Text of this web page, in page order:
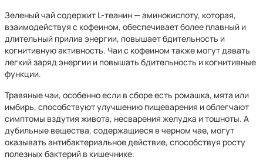
Зеленый чай содержит L-теанин — аминокислоту, которая,
взаимодействуя с кофеином, обеспечивает более плавный и
длительный прилив энергии, повышает бдительность и
когнитивную активность. Чаи с кофеином также могут давать
легкий заряд энергии и повышать бдительность и когнитивные
функции.
Травяные чаи, особенно если в сборе есть ромашка, мята или
имбирь, способствуют улучшению пищеварения и облегчают
симптомы вздутия живота, несварения желудка и тошноты. А
дубильные вещества, содержащиеся в черном чае, могут
оказывать антибактериальное действие, способствуя росту
полезных бактерий в кишечнике.